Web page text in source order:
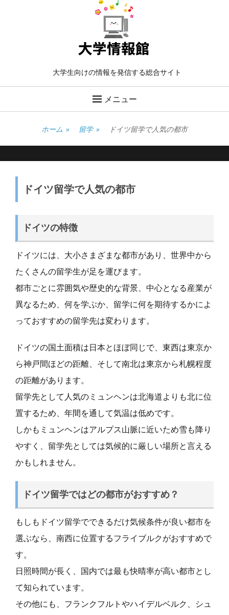
大学生向けの情報を発信する総合サイト
メニュー
ホーム » 留学 » ドイツ留学で人気の都市
ドイツ留学で人気の都市
ドイツの特徴
ドイツには、大小さまざまな都市があり、世界中から
たくさんの留学生が足を運びます。
都市ごとに雰囲気や歴史的な背景、中心となる産業が
異なるため、何を学ぶか、留学に何を期待するかによ
っておすすめの留学先は変わります。
ドイツの国土面積は日本とほぼ同じで、東西は東京か
ら神戸間ほどの距離、そして南北は東京から札幌程度
の距離があります。
留学先として人気のミュンヘンは北海道よりも北に位
置するため、年間を通して気温は低めです。
しかもミュンヘンはアルプス山脈に近いため雪も降り
やすく、留学先としては気候的に厳しい場所と言える
かもしれません。
ドイツ留学ではどの都市がおすすめ？
もしもドイツ留学でできるだけ気候条件が良い都市を
選ぶなら、南西に位置するフライブルクがおすすめで
す。
日照時間が長く、国内では最も快晴率が高い都市とし
て知られています。
その他にも、フランクフルトやハイデルベルク、シュ